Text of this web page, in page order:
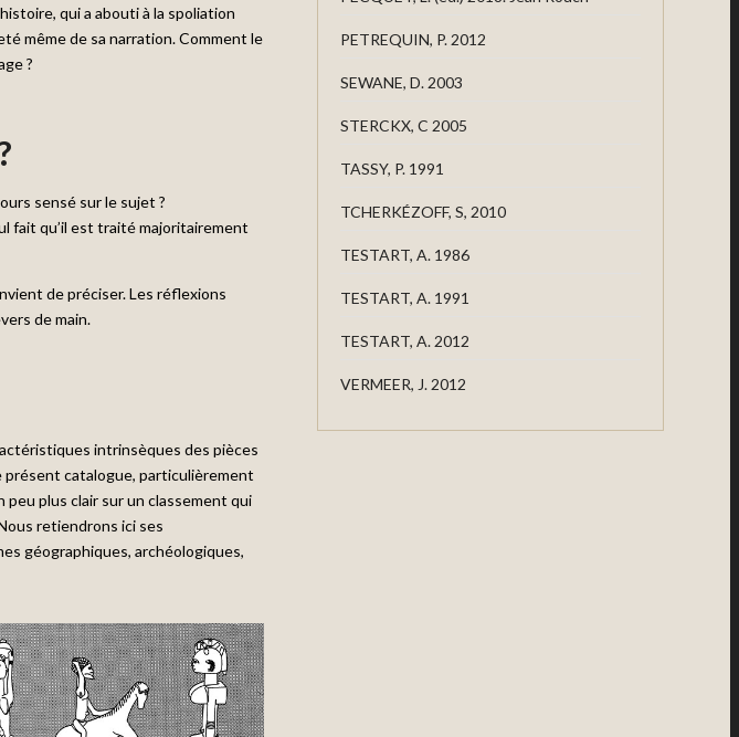
qui a abouti à la spoliation
même de sa narration. Comment le
?
sensé sur le sujet ?
fait qu’il est traité majoritairement
de préciser. Les réflexions
de main.
intrinsèques des pièces
catalogue, particulièrement
plus clair sur un classement qui
retiendrons ici ses
géographiques, archéologiques,
PETREQUIN, P. 2012
SEWANE, D. 2003
STERCKX, C 2005
TASSY, P. 1991
TCHERKÉZOFF, S, 2010
TESTART, A. 1986
TESTART, A. 1991
TESTART, A. 2012
VERMEER, J. 2012